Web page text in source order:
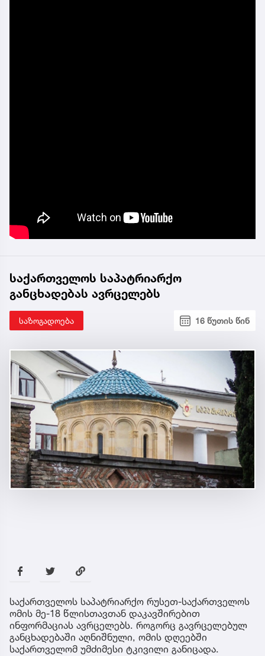
საქართველოს საპატრიარქო
განცხადებას ავრცელებს
საზოგადოება 16 წუთის წინ
საქართველოს საპატრიარქო რუსეთ-საქართველოს
ომის მე-18 წლისთავთან დაკავშირებით
ინფორმაციას ავრცელებს. როგორც გავრცელებულ
განცხადებაში აღნიშნული, ომის დღეებში
საქართველომ უმძიმესი ტკივილი განიცადა.